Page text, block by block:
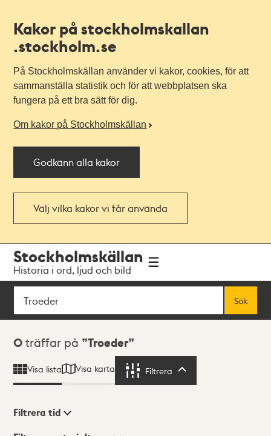
Kakor på stockholmskallan
.stockholm.se
På Stockholmskällan använder vi kakor, cookies, för att
sammanställa statistik och för att webbplatsen ska
fungera på ett bra sätt för dig.
Om kakor på Stockholmskällan
Godkänn alla kakor
Välj vilka kakor vi får använda
navigationen
huvudinnehållet
Stockholmskällan
Historia i ord, ljud och bild
Sök
Sök
Sökresultat
0 träffar på Troeder
Visa lista Visa karta Filtrera
Filtrera tid